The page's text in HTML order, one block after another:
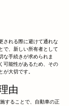
される際に避けて通れな
で、新しい所有者として
な手続きが求められま
可能性があるため、その
が大切です。
由
することで、自動車の正